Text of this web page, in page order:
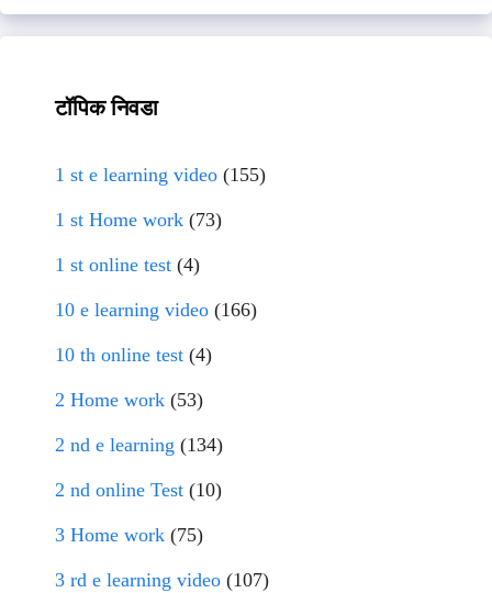
टॉपिक निवडा
1 st e learning video (155)
1 st Home work (73)
1 st online test (4)
10 e learning video (166)
10 th online test (4)
2 Home work (53)
2 nd e learning (134)
2 nd online Test (10)
3 Home work (75)
3 rd e learning video (107)